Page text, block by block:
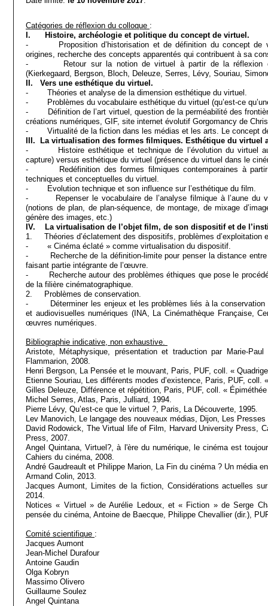
Catégories de réflexion du colloque :
I. Histoire, archéologie et politique du concept de virtuel.
- Proposition d’historisation et de définition du concept de
origines, recherche des concepts apparentés qui contribuent à sa
- Retour sur la notion de virtuel à partir de la réflexion de
(Kierkegaard, Bergson, Bloch, Deleuze, Serres, Lévy, Souriau,
II. Vers une esthétique du virtuel.
- Théories et analyse de la dimension esthétique du virtuel.
- Problèmes du vocabulaire esthétique du virtuel (qu’est-ce
- Définition de l’art virtuel, question de la perméabilité des
créations numériques, GIF, site internet évolutif Gorgomancy de
- Virtualité de la fiction dans les médias et les arts. Le concept
III. La virtualisation des formes filmiques. Esthétique du virtuel
- Histoire esthétique et technique de l’évolution du virtuel au
capture) versus esthétique du virtuel (présence du virtuel dans le
- Redéfinition des formes filmiques contemporaines à partir
techniques et conceptuelles du virtuel.
- Evolution technique et son influence sur l’esthétique du film.
- Repenser le vocabulaire de l’analyse filmique à l’aune du
(notions de plan, de plan-séquence, de montage, de mixage
génère des images, etc.)
IV. La virtualisation de l’objet film, de son dispositif et de
1. Théories d’éclatement des dispositifs, problèmes d’exploitation
- « Cinéma éclaté » comme virtualisation du dispositif.
- Recherche de la définition-limite pour penser la distance entre
faisant partie intégrante de l’œuvre.
- Recherche autour des problèmes éthiques que pose le procédé
de la filière cinématographique.
2. Problèmes de conservation.
- Déterminer les enjeux et les problèmes liés à la conservation
et audiovisuelles numériques (INA, La Cinémathèque Française,
œuvres numériques.
Bibliographie indicative, non exhaustive.
Aristote, Métaphysique, présentation et traduction par Marie-
Flammarion, 2008.
Henri Bergson, La Pensée et le mouvant, Paris, PUF, coll. «
Etienne Souriau, Les différents modes d’existence, Paris, PUF, coll.
Gilles Deleuze, Différence et répétition, Paris, PUF, coll. «
Michel Serres, Atlas, Paris, Julliard, 1994.
Pierre Lévy, Qu’est-ce que le virtuel ?, Paris, La Découverte, 1995.
Lev Manovich, Le langage des nouveaux médias, Dijon, Les Presses
David Rodowick, The Virtual life of Film, Harvard University Press,
Press, 2007.
Angel Quintana, Virtuel?, à l'ère du numérique, le cinéma est
Cahiers du cinéma, 2008.
André Gaudreault et Philippe Marion, La Fin du cinéma ? Un média
Armand Colin, 2013.
Jacques Aumont, Limites de la fiction, Considérations actuelles
2014.
Notices « Virtuel » de Aurélie Ledoux, et « Fiction » de Serge
pensée du cinéma, Antoine de Baecque, Philippe Chevallier (dir.),
Comité scientifique :
Jacques Aumont
Jean-Michel Durafour
Antoine Gaudin
Olga Kobryn
Massimo Olivero
Guillaume Soulez
Angel Quintana